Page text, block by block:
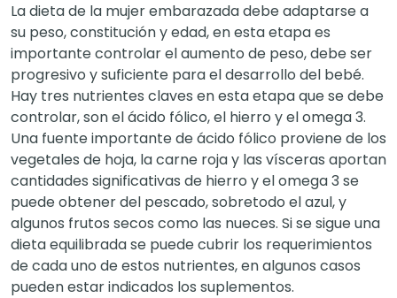
La dieta de la mujer embarazada debe adaptarse a
su peso, constitución y edad, en esta etapa es
importante controlar el aumento de peso, debe ser
progresivo y suficiente para el desarrollo del bebé.
Hay tres nutrientes claves en esta etapa que se debe
controlar, son el ácido fólico, el hierro y el omega 3.
Una fuente importante de ácido fólico proviene de los
vegetales de hoja, la carne roja y las vísceras aportan
cantidades significativas de hierro y el omega 3 se
puede obtener del pescado, sobretodo el azul, y
algunos frutos secos como las nueces. Si se sigue una
dieta equilibrada se puede cubrir los requerimientos
de cada uno de estos nutrientes, en algunos casos
pueden estar indicados los suplementos.